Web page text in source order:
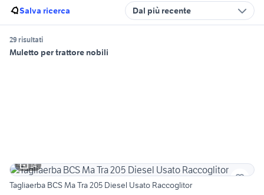
Salva ricerca Dal più recente
29 risultati
Muletto per trattore nobili
14
Tagliaerba BCS Ma Tra 205 Diesel Usato Raccoglitor